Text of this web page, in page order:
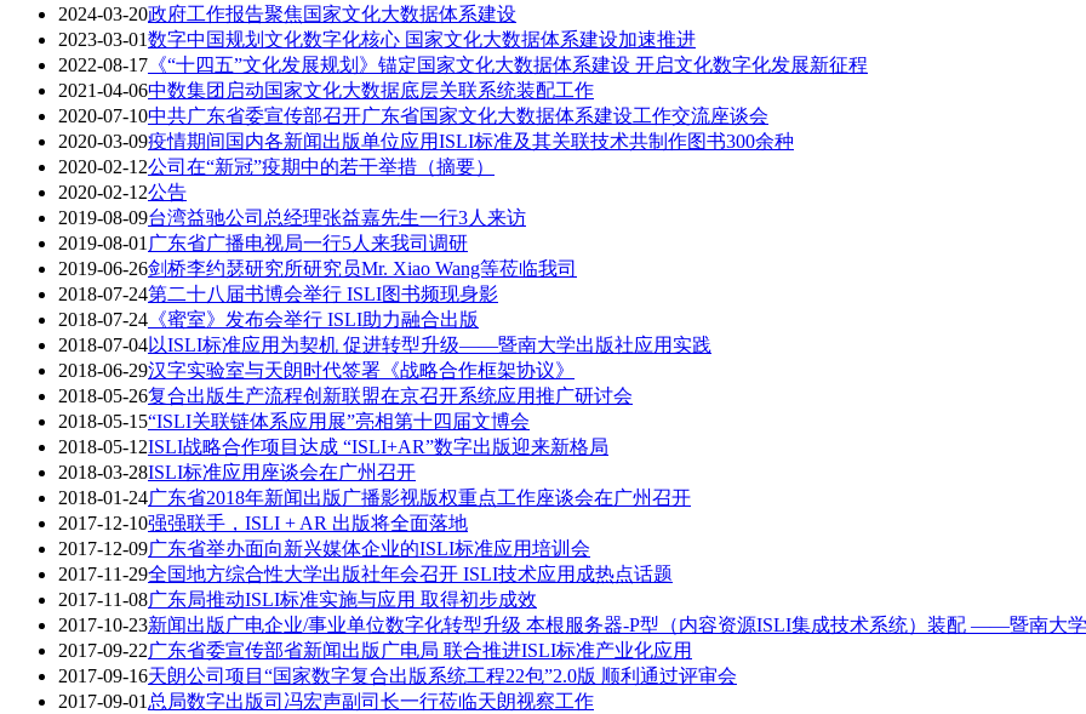
2024-03-20政府工作报告聚焦国家文化大数据体系建设
2023-03-01数字中国规划文化数字化核心 国家文化大数据体系建设加速推进
2022-08-17 《“十四五”文化发展规划》锚定国家文化大数据体系建设 开启文化数字化发展新征程
2021-04-06中数集团启动国家文化大数据底层关联系统装配工作
2020-07-10中共广东省委宣传部召开广东省国家文化大数据体系建设工作交流座谈会
2020-03-09疫情期间国内各新闻出版单位应用ISLI标准及其关联技术共制作图书300余种
2020-02-12公司在“新冠”疫期中的若干举措（摘要）
2020-02-12公告
2019-08-09台湾益驰公司总经理张益嘉先生一行3人来访
2019-08-01 广东省广播电视局一行5人来我司调研
2019-06-26剑桥李约瑟研究所研究员Mr. Xiao Wang等莅临我司
2018-07-24第二十八届书博会举行 ISLI图书频现身影
2018-07-24 《蜜室》发布会举行 ISLI助力融合出版
2018-07-04以ISLI标准应用为契机 促进转型升级——暨南大学出版社应用实践
2018-06-29汉字实验室与天朗时代签署《战略合作框架协议》
2018-05-26复合出版生产流程创新联盟在京召开系统应用推广研讨会
2018-05-15“ISLI关联链体系应用展”亮相第十四届文博会
2018-05-12ISLI战略合作项目达成 “ISLI+AR”数字出版迎来新格局
2018-03-28ISLI标准应用座谈会在广州召开
2018-01-24广东省2018年新闻出版广播影视版权重点工作座谈会在广州召开
2017-12-10强强联手，ISLI + AR 出版将全面落地
2017-12-09广东省举办面向新兴媒体企业的ISLI标准应用培训会
2017-11-29全国地方综合性大学出版社年会召开 ISLI技术应用成热点话题
2017-11-08广东局推动ISLI标准实施与应用 取得初步成效
2017-10-23新闻出版广电企业/事业单位数字化转型升级 本根服务器-P型（内容资源ISLI集成技术系统）装配 ——暨南大
2017-09-22广东省委宣传部省新闻出版广电局 联合推进ISLI标准产业化应用
2017-09-16天朗公司项目“国家数字复合出版系统工程22包”2.0版 顺利通过评审会
2017-09-01 总局数字出版司冯宏声副司长一行莅临天朗视察工作